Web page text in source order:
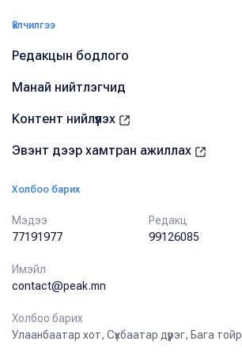
Үйлчилгээ
Редакцын бодлого
Манай нийтлэгчид
Контент нийлүүлэх
Эвэнт дээр хамтран ажиллах
Холбоо барих
Мэдээ
77191977
Редакц
99126085
Имэйл
contact@peak.mn
Холбоо барих
Улаанбаатар хот, Сүхбаатар дүүрэг, Бага